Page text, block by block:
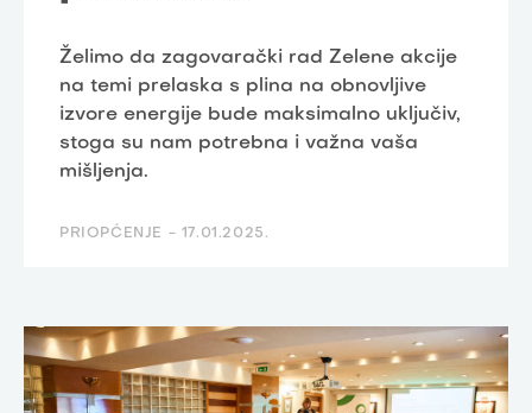
Želimo da zagovarački rad Zelene akcije
na temi prelaska s plina na obnovljive
izvore energije bude maksimalno uključiv,
stoga su nam potrebna i važna vaša
mišljenja.
PRIOPĆENJE - 17.01.2025.